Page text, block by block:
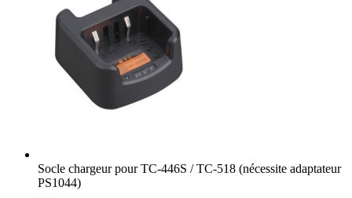
Socle chargeur pour TC-446S / TC-518 (nécessite adaptateur
PS1044)